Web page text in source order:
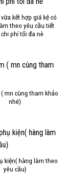
kết hợp giá kệ có
theo yêu cầu tiết
phí tối đa nè
mn cùng tham khảo
nhé)
kiện( hàng làm theo
yêu cầu)